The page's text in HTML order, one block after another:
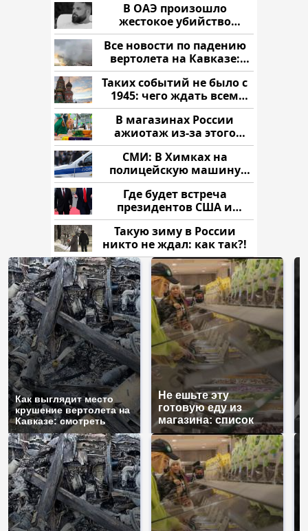
В ОАЭ произошло
жестокое убийство
криптомиллионера
Все новости по падению
вертолета на Кавказе:
читать здесь
Таких событий не было с
1945: чего ждать всем
нам?
В магазинах России
ажиотаж из-за этого
продукта: что купить?
СМИ: В Химках на
полицейскую машину
напали и подожгли.
Где будет встреча
президентов США и
России: Европа?
Такую зиму в России
никто не ждал: как так?!
Как выглядит место
крушение вертолета на
Кавказе: смотреть
Не ешьте эту
готовую еду из
магазина: список